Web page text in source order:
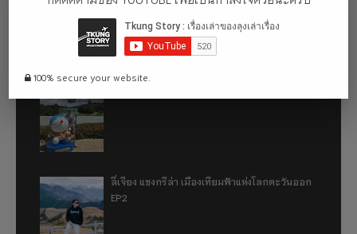
เที่ยวฮ่องกง จะหลงได้ยังไง EP2
ลี่เจียง แชงกรีล่า เมืองเทียมฟ้าแห่งโลกตะวันออก
EP2
100% secure your website.